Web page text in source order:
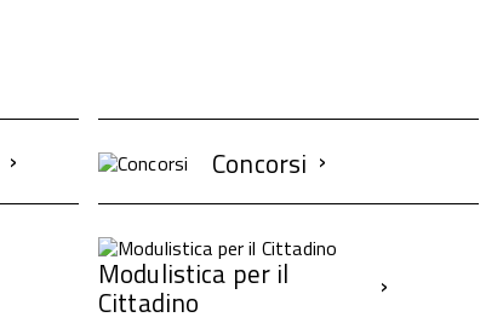
Concorsi
Modulistica per il
Cittadino